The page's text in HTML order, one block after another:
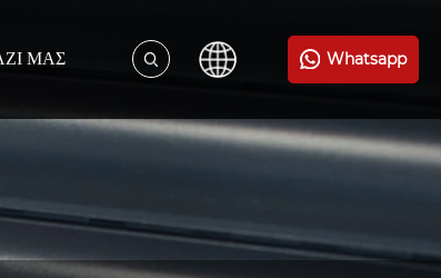
ΜΑΣ Whatsapp